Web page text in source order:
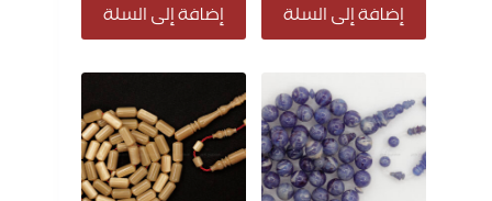
إضافة إلى السلة إضافة إلى السلة